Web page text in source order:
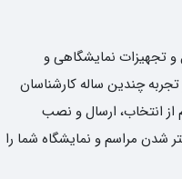
تجهیزات نمایشگاهی و
تجربه چندین ساله کارشناسان
انتخاب، ارسال و نصب
شدن مراسم و نمایشگاه شما را